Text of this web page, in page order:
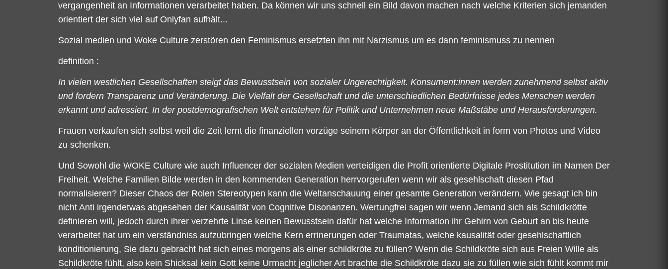
vergangenheit an Informationen verarbeitet haben. Da können wir uns schnell ein Bild davon machen nach welche Kriterien sich jemanden
orientiert der sich viel auf Onlyfan aufhält...
Sozial medien und Woke Culture zerstören den Feminismus ersetzten ihn mit Narzismus um es dann feminismuss zu nennen
definition :
In vielen westlichen Gesellschaften steigt das Bewusstsein von sozialer Ungerechtigkeit. Konsument:innen werden zunehmend selbst aktiv
und fordern Transparenz und Veränderung. Die Vielfalt der Gesellschaft und die unterschiedlichen Bedürfnisse jedes Menschen werden
erkannt und adressiert. In der postdemografischen Welt entstehen für Politik und Unternehmen neue Maßstäbe und Herausforderungen.
Frauen verkaufen sich selbst weil die Zeit lernt die finanziellen vorzüge seinem Körper an der Öffentlichkeit in form von Photos und Video
zu schenken.
Und Sowohl die WOKE Culture wie auch Influencer der sozialen Medien verteidigen die Profit orientierte Digitale Prostitution im Namen Der
Freiheit. Welche Familien Bilde werden in den kommenden Generation herrvorgerufen wenn wir als gesehlschaft diesen Pfad
normalisieren? Dieser Chaos der Rolen Stereotypen kann die Weltanschauung einer gesamte Generation verändern. Wie gesagt ich bin
nicht Anti irgendetwas abgesehen der Kausalität von Cognitive Disonanzen. Wertungfrei sagen wir wenn Jemand sich als Schildkrötte
definieren will, jedoch durch ihrer verzehrte Linse keinen Bewusstsein dafür hat welche Information ihr Gehirn von Geburt an bis heute
verarbeitet hat um ein verständniss aufzubringen welche Kern errinerungen oder Traumatas, welche kausalität oder gesehlschaftlich
konditionierung, Sie dazu gebracht hat sich eines morgens als einer schildkröte zu füllen? Wenn die Schildkröte sich aus Freien Wille als
Schildkröte fühlt, also kein Shicksal kein Gott keine Urmacht jeglicher Art brachte die Schildkröte dazu sie zu füllen wie sich fühlt kommt mir